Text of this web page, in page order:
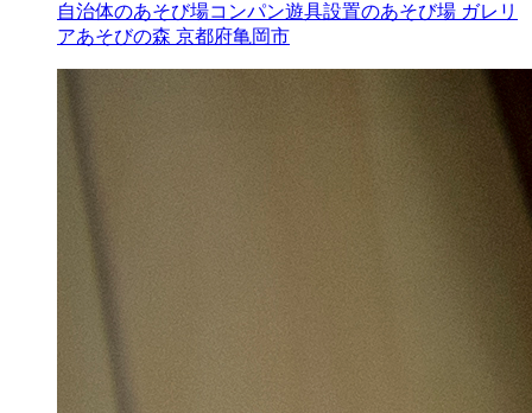
自治体のあそび場コンパン遊具設置のあそび場 ガレリ
アあそびの森 京都府亀岡市